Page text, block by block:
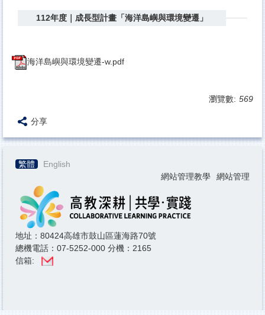
112年度｜成長型計畫「海洋島嶼與環境變遷」
海洋島嶼與環境變遷-w.pdf
瀏覽數: 569
分享
繁體
English
網站管理
網站管理教學
地址：80424高雄市鼓山區蓮海路70號
總機電話：07-5252-000 分機：2165
信箱: